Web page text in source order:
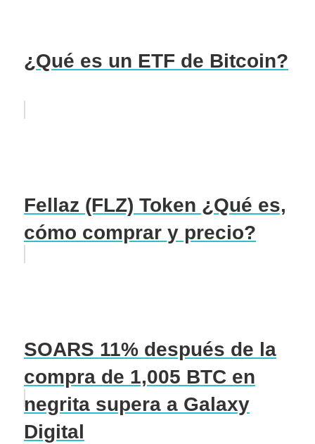
¿Qué es un ETF de Bitcoin?
Fellaz (FLZ) Token ¿Qué es,
cómo comprar y precio?
SOARS 11% después de la
compra de 1,005 BTC en
negrita supera a Galaxy
Digital